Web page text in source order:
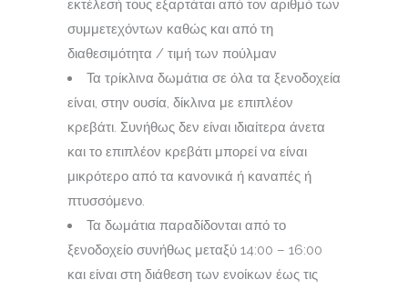
εκτέλεσή τους εξαρτάται από τον αριθμό των
συμμετεχόντων καθώς και από τη
διαθεσιμότητα / τιμή των πούλμαν
Τα τρίκλινα δωμάτια σε όλα τα ξενοδοχεία
είναι, στην ουσία, δίκλινα με επιπλέον
κρεβάτι. Συνήθως δεν είναι ιδιαίτερα άνετα
και το επιπλέον κρεβάτι μπορεί να είναι
μικρότερο από τα κανονικά ή καναπές ή
πτυσσόμενο.
Τα δωμάτια παραδίδονται από το
ξενοδοχείο συνήθως μεταξύ 14:00 – 16:00
και είναι στη διάθεση των ενοίκων έως τις